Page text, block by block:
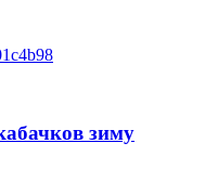
зиму